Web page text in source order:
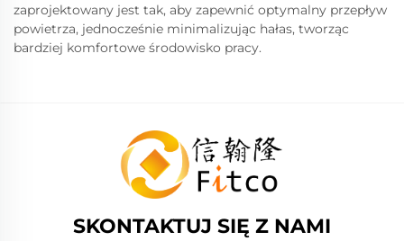
zaprojektowany jest tak, aby zapewnić optymalny przepływ
powietrza, jednocześnie minimalizując hałas, tworząc
bardziej komfortowe środowisko pracy.
SKONTAKTUJ SIĘ Z NAMI